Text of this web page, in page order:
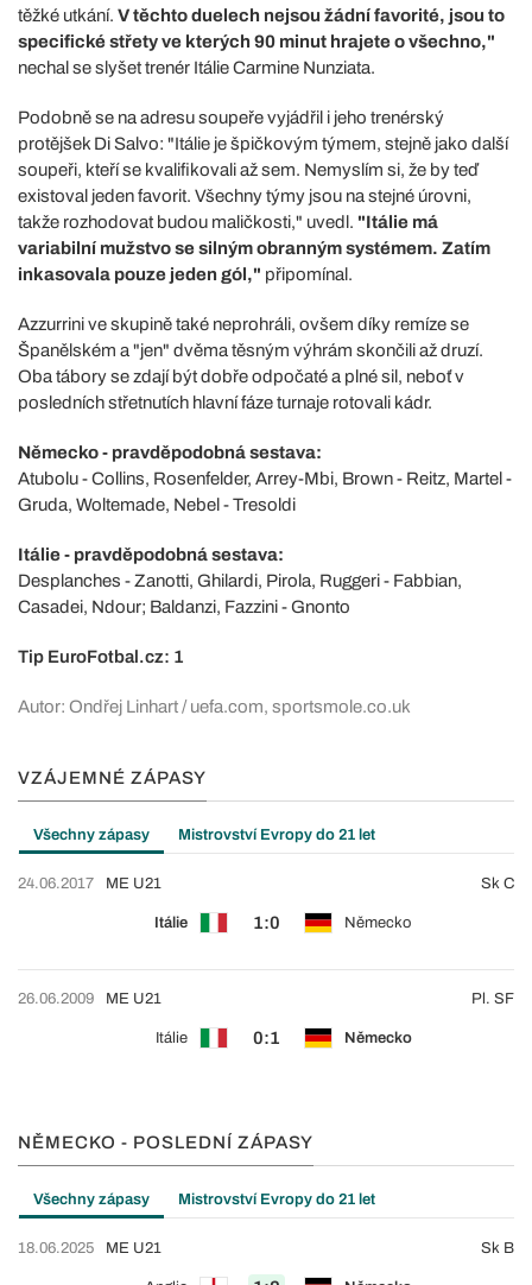
těžké utkání. V těchto duelech nejsou žádní favorité, jsou to
specifické střety ve kterých 90 minut hrajete o všechno,"
nechal se slyšet trenér Itálie Carmine Nunziata.
Podobně se na adresu soupeře vyjádřil i jeho trenérský
protějšek Di Salvo: "Itálie je špičkovým týmem, stejně jako další
soupeři, kteří se kvalifikovali až sem. Nemyslím si, že by teď
existoval jeden favorit. Všechny týmy jsou na stejné úrovni,
takže rozhodovat budou maličkosti," uvedl. "Itálie má
variabilní mužstvo se silným obranným systémem. Zatím
inkasovala pouze jeden gól," připomínal.
Azzurrini ve skupině také neprohráli, ovšem díky remíze se
Španělském a "jen" dvěma těsným výhrám skončili až druzí.
Oba tábory se zdají být dobře odpočaté a plné sil, neboť v
posledních střetnutích hlavní fáze turnaje rotovali kádr.
Německo - pravděpodobná sestava:
Atubolu - Collins, Rosenfelder, Arrey-Mbi, Brown - Reitz, Martel -
Gruda, Woltemade, Nebel - Tresoldi
Itálie - pravděpodobná sestava:
Desplanches - Zanotti, Ghilardi, Pirola, Ruggeri - Fabbian,
Casadei, Ndour; Baldanzi, Fazzini - Gnonto
Tip EuroFotbal.cz: 1
Autor: Ondřej Linhart / uefa.com, sportsmole.co.uk
VZÁJEMNÉ ZÁPASY
Všechny zápasy Mistrovství Evropy do 21 let
24.06.2017
Itálie 1:0 Německo
ME U21 Sk C
26.06.2009
Itálie 0:1 Německo
ME U21 Pl. SF
NĚMECKO - POSLEDNÍ ZÁPASY
Všechny zápasy Mistrovství Evropy do 21 let
18.06.2025 ME U21 Sk B